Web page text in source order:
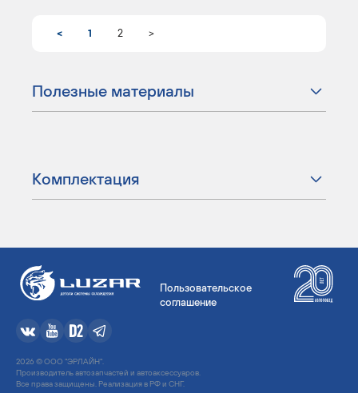
< 1 2 >
Полезные материалы
Комплектация
Пользовательское
соглашение
2026 © ООО "ЭРЛАЙН".
Производитель автозапчастей и автоаксессуаров.
Все права защищены. Реализация в РФ и СНГ.